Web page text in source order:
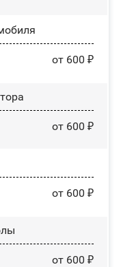
от 600 ₽
от 600 ₽
от 600 ₽
от 600 ₽